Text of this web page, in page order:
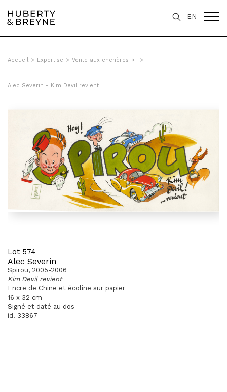
EN
Accueil > Expertise > Vente aux enchères > >
Alec Severin - Kim Devil revient
Lot 574
Alec Severin
Spirou, 2005-2006
Kim Devil revient
Encre de Chine et écoline sur papier
16 x 32 cm
Signé et daté au dos
id. 33867